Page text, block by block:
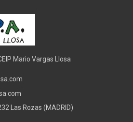
Mario Vargas Llosa
Las Rozas (MADRID)